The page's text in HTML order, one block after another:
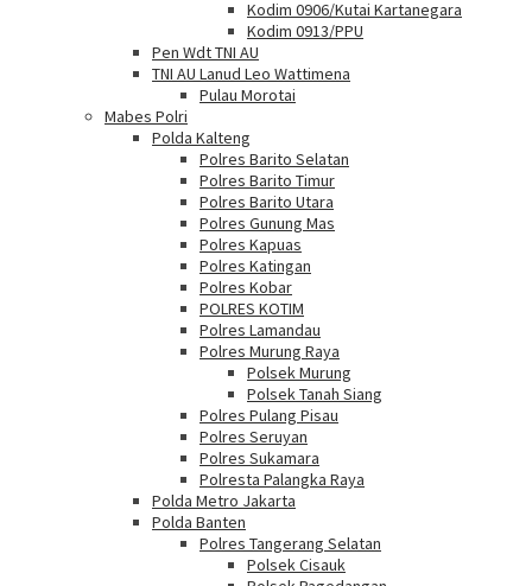
Kodim 0906/Kutai Kartanegara
Kodim 0913/PPU
Pen Wdt TNI AU
TNI AU Lanud Leo Wattimena
Pulau Morotai
Mabes Polri
Polda Kalteng
Polres Barito Selatan
Polres Barito Timur
Polres Barito Utara
Polres Gunung Mas
Polres Kapuas
Polres Katingan
Polres Kobar
POLRES KOTIM
Polres Lamandau
Polres Murung Raya
Polsek Murung
Polsek Tanah Siang
Polres Pulang Pisau
Polres Seruyan
Polres Sukamara
Polresta Palangka Raya
Polda Metro Jakarta
Polda Banten
Polres Tangerang Selatan
Polsek Cisauk